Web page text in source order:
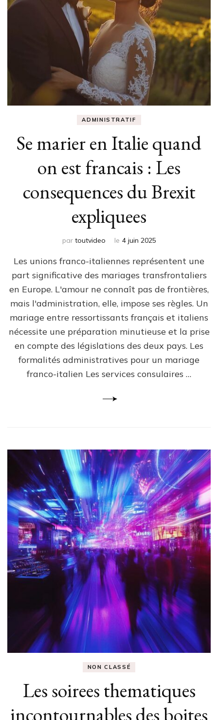
ADMINISTRATIF
Se marier en Italie quand
on est francais : Les
consequences du Brexit
expliquees
par toutvideo le 4 juin 2025
Les unions franco-italiennes représentent une
part significative des mariages transfrontaliers
en Europe. L'amour ne connaît pas de frontières,
mais l'administration, elle, impose ses règles. Un
mariage entre ressortissants français et italiens
nécessite une préparation minutieuse et la prise
en compte des législations des deux pays. Les
formalités administratives pour un mariage
franco-italien Les services consulaires …
NON CLASSÉ
Les soirees thematiques
incontournables des boites